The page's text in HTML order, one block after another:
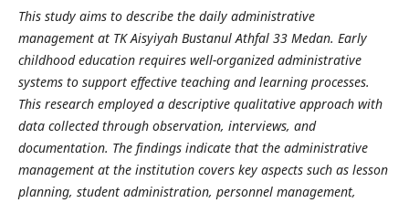
This study aims to describe the daily administrative
management at TK Aisyiyah Bustanul Athfal 33 Medan. Early
childhood education requires well-organized administrative
systems to support effective teaching and learning processes.
This research employed a descriptive qualitative approach with
data collected through observation, interviews, and
documentation. The findings indicate that the administrative
management at the institution covers key aspects such as lesson
planning, student administration, personnel management,